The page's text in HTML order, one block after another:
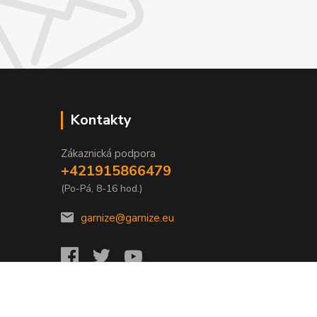
Kontakty
Zákaznická podpora
+421915866479
(Po-Pá, 8-16 hod.)
garnize@garnize.eu